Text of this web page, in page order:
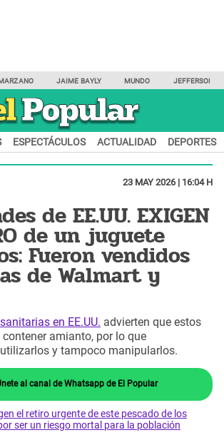
JAIME BAYLY MUNDO JEFFERSON
ESPECTÁCULOS ACTUALIDAD DEPORTES
23 MAY 2026 | 16:04 H
de EE.UU. EXIGEN
de un juguete
Fueron vendidos
de Walmart y
en EE.UU. advierten que estos
amianto, por lo que
y tampoco manipularlos.
al canal de Whatsapp de El Popular
el retiro urgente de este pescado de los
ser un riesgo mortal para la población